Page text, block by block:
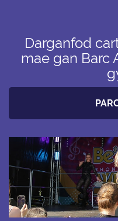
Darganfod
mae gan Barc